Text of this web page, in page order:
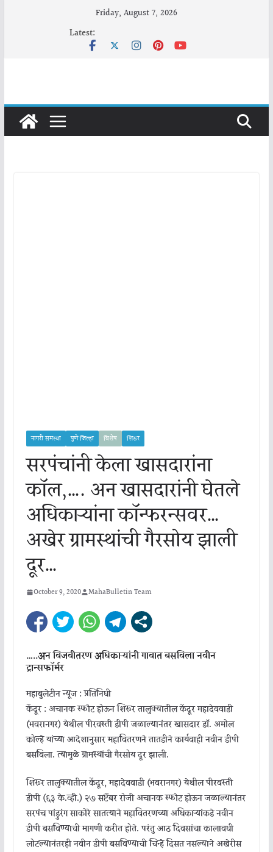
Friday, August 7, 2026
Latest:
नागरी समस्या पुणे जिल्हा विशेष शिरूर
सरपंचांनी केला खासदारांना
कॉल,…. अन खासदारांनी घेतले
अधिकाऱ्यांना कॉन्फरन्सवर…
अखेर ग्रामस्थांची गैरसोय झाली
दूर…
October 9, 2020 MahaBulletin Team
…..अन विजवीतरण अधिकाऱ्यांनी गावात बसविला नवीन
ट्रान्सफॉर्मर
महाबुलेटीन न्यूज : प्रतिनिधी
केंदूर : अचानक स्फोट होऊन शिरूर तालुक्यातील केंदूर महादेववाडी
(भवरानगर) येथील पीरवस्ती डीपी जळाल्यानंतर खासदार डॉ. अमोल
कोल्हे यांच्या आदेशानुसार महावितरणने तातडीने कार्यवाही नवीन डीपी
बसविला. त्यामुळे ग्रामस्थांची गैरसोय दूर झाली.
शिरूर तालुक्यातील केंदूर, महादेववाडी (भवरानगर) येथील पीरवस्ती
डीपी (६३ के.व्ही.) २७ सप्टेंबर रोजी अचानक स्फोट होऊन जळाल्यानंतर
सरपंच पांडुरंग साकोरे सातत्याने महावितरणच्या अधिकाऱ्यांकडे नवीन
डीपी बसविण्याची मागणी करीत होते. परंतु आठ दिवसांचा कालावधी
लोटल्यानंतरही नवीन डीपी बसविण्याची चिन्हे दिसत नसल्याने अखेरीस